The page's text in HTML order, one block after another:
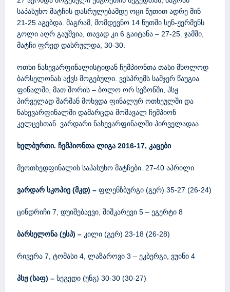
საპასუხო მატჩის დასრულებამდე ოცი წუთით ადრე შინ
21-25 აგებდა. მაგრამ, მომდევნო 14 წუთში სენ-ჟერმენს
გოლი აღრ გაუშვია, თავად კი 6 გაიტანა – 27-25. ჯამში,
მატჩი ფრედ დასრულდა, 30-30.
ოთხი ნახევარფინალისტიდან ჩემპიონთა თასი მხოლოდ
ბარსელონას აქვს მოგებული. ვესპრემს სამჯერ წაუგია
ფინალში, მათ შორის – ბოლო ორ სეზონში, პსჟ
პირველად შარშან მოხვდა ფინალურ ოთხეულში და
ნახევარფინალში დამარცდა მომავალ ჩემპიონ
კელცესთან. ვარდარი ნახევარფინალში პირველადაა.
ხელბურთი. ჩემპიონთა ლიგა 2016-17, კაცები
მეოთხედფინალის საპასუხო მატჩები. 27-40 აპრილი
ვარდარ სკოპიე (მკდ) – ფლენზბურგი (გერ) 35-27 (26-24)
ცინდრიჩი 7, დუიშებაევი, შიშკარევი 5 – ეგერტი 8
ბარსელონა (ესპ) – კილი (გერ) 23-18 (26-28)
რივერა 7, ტომასი 4, ლაზაროვი 3 – ეკბერგი, ვუინი 4
პსჟ (საფ) – სეგედი (უნგ) 30-30 (30-27)